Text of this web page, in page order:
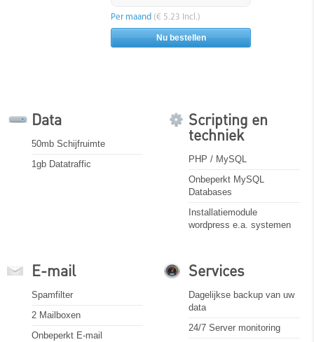
Per maand (€ 5.23 Incl.)
Nu bestellen
Data
50mb Schijfruimte
1gb Datatraffic
Scripting en
techniek
PHP / MySQL
Onbeperkt MySQL
Databases
Installatiemodule
wordpress e.a. systemen
E-mail
Spamfilter
2 Mailboxen
Onbeperkt E-mail
Services
Dagelijkse backup van uw
data
24/7 Server monitoring